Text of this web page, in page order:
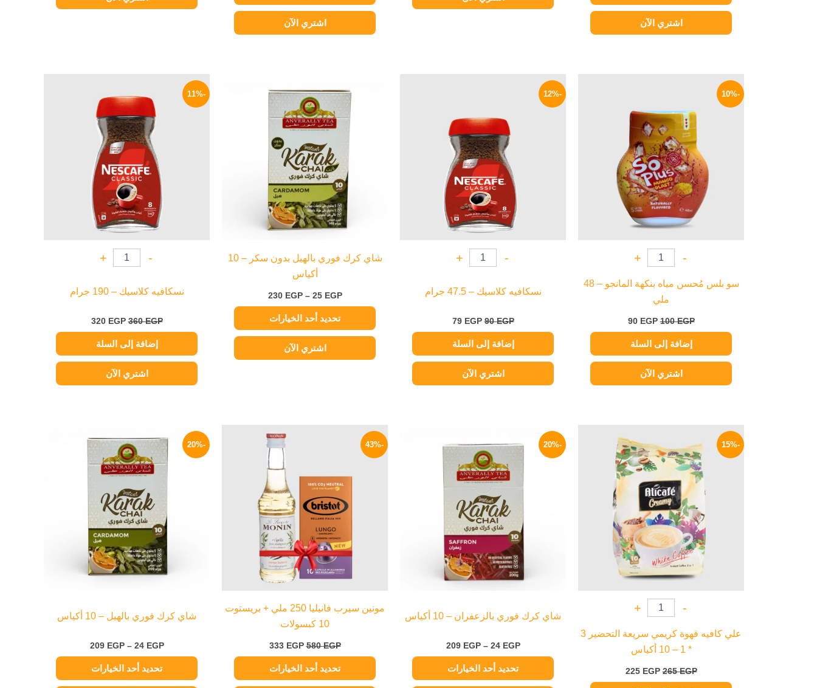
اشتري الآن اشتري الآن
-10%
-
+
سو بلس مُحسن مياه بنكهة المانجو – 48
ملي
100EGP
100 EGP.
90 EGP
إضافة إلى السلة
اشتري الآن
-12%
-
+
نسكافيه كلاسيك – 47.5 جرام
90EGP
79 EGP
إضافة إلى السلة
اشتري الآن
شاي كرك فوري بالهيل بدون سكر – 10
أكياس
25 EGP
–
230 EGP
السعر:
تحديد أحد الخيارات
العديد
من
الأشكال
المختلفة
لهذا
المنتج.
يمكن
اختيار
الخيارات
صفحة
المنتج
اشتري الآن
-11%
-
+
نسكافيه كلاسيك – 190 جرام
360EGP
هو:
320 EGP
إضافة إلى السلة
اشتري الآن
-15%
-
+
علي كافيه قهوة كريمي سريعة التحضير 3
* 1 – 10 أكياس
265EGP
الأصلي
هو:
265 EGP.
225 EGP
الحالي
هو:
225 EGP.
-20%
شاي كرك فوري بالزعفران – 10 أكياس
24 EGP
–
209 EGP
من
تحديد أحد الخيارات
العديد
من
الأشكال
المختلفة
لهذا
المنتج.
يمكن
اختيار
الخيارات
المنتج
-43%
مونين سيرب فانيليا 250 ملي + بريستوت
10 كبسولات
580EGP
الأصلي
333 EGP
الحالي
هو:
333 EGP.
تحديد أحد الخيارات
العديد
الأشكال
المختلفة
لهذا
المنتج.
يمكن
اختيار
الخيارات
صفحة
المنتج
-20%
شاي كرك فوري بالهيل – 10 أكياس
24 EGP
–
209 EGP
السعر:
تحديد أحد الخيارات
العديد
من
الأشكال
المختلفة
لهذا
المنتج.
اختيار
الخيارات
المنتج